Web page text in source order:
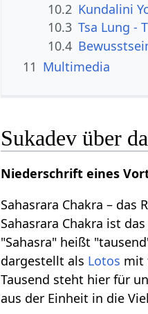
10.2 Kundalini
10.3 Tsa Lung -
10.4
11 Multimedia
Sukadev über
Niederschrift eines
Sahasrara Chakra – das
Sahasrara Chakra ist das
"Sahasra" heißt
dargestellt als Lotos mit
Tausend steht hier für
aus der Einheit in die